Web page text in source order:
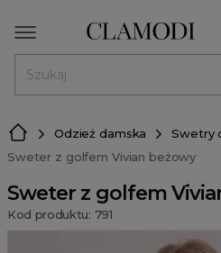
Odzież damska
Swetry
Sweter z golfem Vivian beżowy
Sweter z golfem
Kod produktu: 791